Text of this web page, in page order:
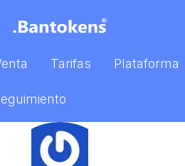
Tarifas Plataforma